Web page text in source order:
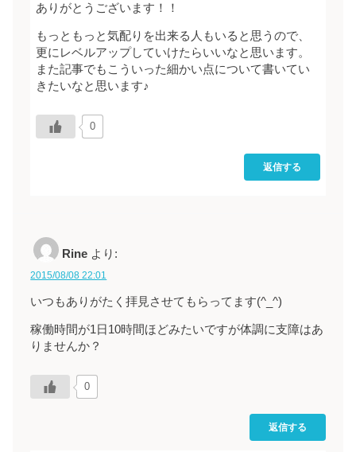
ありがとうございます！！
もっともっと気配りを出来る人もいると思うので、
更にレベルアップしていけたらいいなと思います。
また記事でもこういった細かい点について書いてい
きたいなと思います♪
0
返信する
Rine より:
2015/08/08 22:01
いつもありがたく拝見させてもらってます(^_^)
稼働時間が1日10時間ほどみたいですが体調に支障はあ
りませんか？
0
返信する